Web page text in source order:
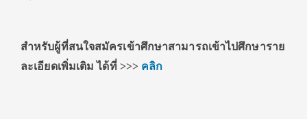
สำหรับผู้ที่สนใจสมัครเข้าศึกษาสามารถเข้าไปศึกษาราย
ละเอียดเพิ่มเติม ได้ที่ >>> คลิก